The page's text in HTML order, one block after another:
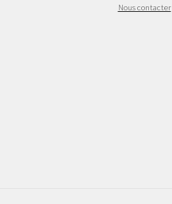
Nous contacter